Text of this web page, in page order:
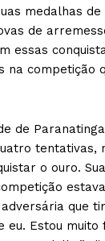
medalhas
de
essas
na competição
de
tentativas,
o ouro.
que
eu. Estou